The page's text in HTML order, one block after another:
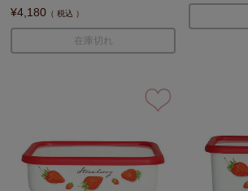
¥4,180 税込
在庫切れ